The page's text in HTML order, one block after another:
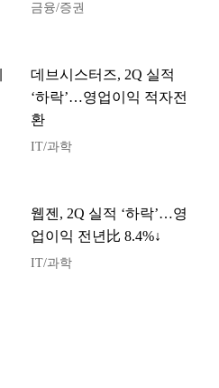
금융/증권
데브시스터즈, 2Q 실적
‘하락’…영업이익 적자전
환
IT/과학
웹젠, 2Q 실적 ‘하락’…영
업이익 전년比 8.4%↓
IT/과학